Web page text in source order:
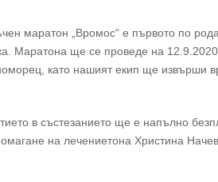
маратон „Вромос“ е първото по
Маратона ще се проведе на
като нашият екип ще извърши
в състезанието ще е напълно
на лечениетона Христина